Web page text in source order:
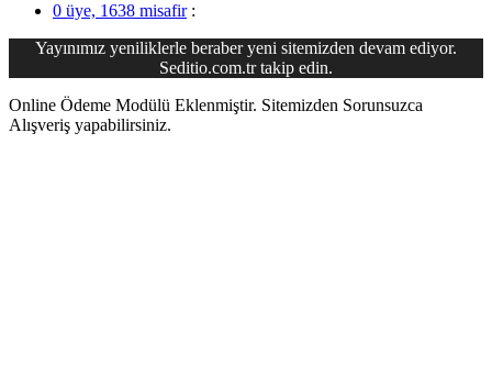
0 üye, 1638 misafir:
Yayınımız yeniliklerle beraber yeni sitemizden devam ediyor.
Seditio.com.tr takip edin.
Online Ödeme Modülü Eklenmiştir. Sitemizden Sorunsuzca
Alışveriş yapabilirsiniz.